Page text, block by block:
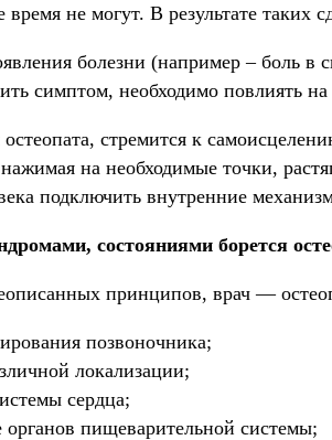
не могут. В результате таких
болезни (например – боль в
симптом, необходимо повлиять
стремится к
на необходимые точки,
подключить внутренние
состояниями борется
принципов, врач —
позвоночника;
локализации;
сердца;
органов пищеварительной системы;